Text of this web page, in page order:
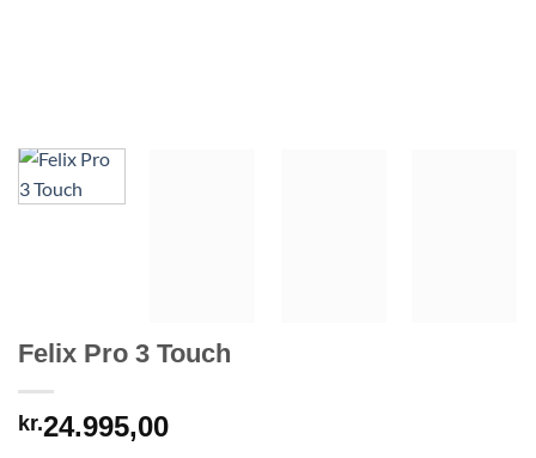
Felix Pro 3 Touch
kr.24.995,00